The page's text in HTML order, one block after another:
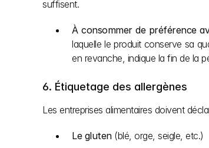
suffisent.
À consommer de préférence
laquelle le produit conserve sa
en revanche, indique la fin de la
6. Étiquetage des allergènes
Les entreprises alimentaires doivent
Le gluten (blé, orge, seigle, etc.)